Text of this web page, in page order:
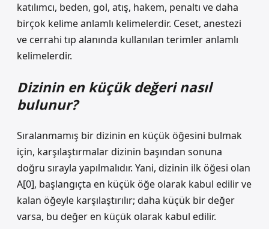
katılımcı, beden, gol, atış, hakem, penaltı ve daha
birçok kelime anlamlı kelimelerdir. Ceset, anestezi
ve cerrahi tıp alanında kullanılan terimler anlamlı
kelimelerdir.
Dizinin en küçük değeri nasıl
bulunur?
Sıralanmamış bir dizinin en küçük öğesini bulmak
için, karşılaştırmalar dizinin başından sonuna
doğru sırayla yapılmalıdır. Yani, dizinin ilk öğesi olan
A[0], başlangıçta en küçük öğe olarak kabul edilir ve
kalan öğeyle karşılaştırılır; daha küçük bir değer
varsa, bu değer en küçük olarak kabul edilir.